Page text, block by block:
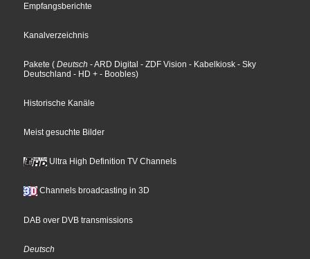
Empfangsberichte
Kanalverzeichnis
Pakete ( Deutsch - ARD Digital - ZDF Vision - Kabelkiosk - Sky
Deutschland - HD + - Boobles)
Historische Kanäle
Meist gesuchte Bilder
Ultra High Definition TV Channels
Channels broadcasting in 3D
DAB over DVB transmissions
Deutsch